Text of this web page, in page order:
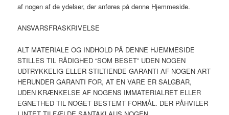
af nogen af de ydelser, der anføres på denne Hjemmeside.
ANSVARSFRASKRIVELSE
ALT MATERIALE OG INDHOLD PÅ DENNE HJEMMESIDE
STILLES TIL RÅDIGHED “SOM BESET” UDEN NOGEN
UDTRYKKELIG ELLER STILTIENDE GARANTI AF NOGEN ART
HERUNDER GARANTI FOR, AT EN VARE ER SALGBAR,
UDEN KRÆNKELSE AF NOGENS IMMATERIALRET ELLER
EGNETHED TIL NOGET BESTEMT FORMÅL. DER PÅHVILER